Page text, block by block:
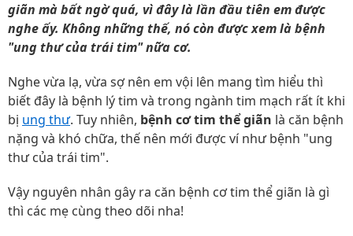
giãn mà bất ngờ quá, vì đây là lần đầu tiên em được
nghe ấy. Không những thế, nó còn được xem là bệnh
"ung thư của trái tim" nữa cơ.
Nghe vừa lạ, vừa sợ nên em vội lên mang tìm hiểu thì
biết đây là bệnh lý tim và trong ngành tim mạch rất ít khi
bị ung thư. Tuy nhiên, bệnh cơ tim thể giãn là căn bệnh
nặng và khó chữa, thế nên mới được ví như bệnh "ung
thư của trái tim".
Vậy nguyên nhân gây ra căn bệnh cơ tim thể giãn là gì
thì các mẹ cùng theo dõi nha!